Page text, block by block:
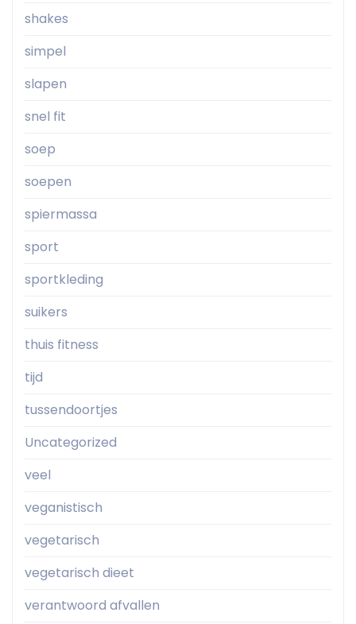
shakes
simpel
slapen
snel fit
soep
soepen
spiermassa
sport
sportkleding
suikers
thuis fitness
tijd
tussendoortjes
Uncategorized
veel
veganistisch
vegetarisch
vegetarisch dieet
verantwoord afvallen